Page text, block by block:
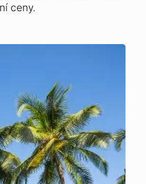
ceny.